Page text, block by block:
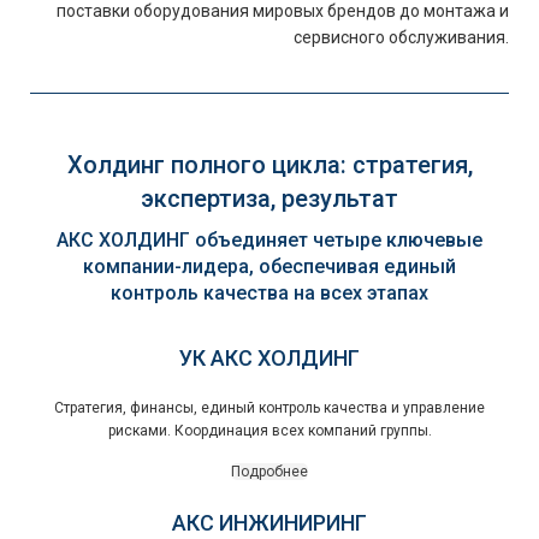
поставки оборудования мировых брендов до монтажа и
сервисного обслуживания.
Холдинг полного цикла: стратегия,
экспертиза, результат
АКС ХОЛДИНГ объединяет четыре ключевые
компании-лидера, обеспечивая единый
контроль качества на всех этапах
УК АКС ХОЛДИНГ
Стратегия, финансы, единый контроль качества и управление
рисками. Координация всех компаний группы.
Подробнее
АКС ИНЖИНИРИНГ